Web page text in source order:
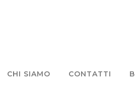
CHI SIAMO CONTATTI